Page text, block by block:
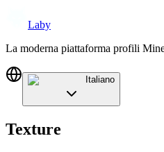
Laby
La moderna piattaforma profili
Italiano
Texture